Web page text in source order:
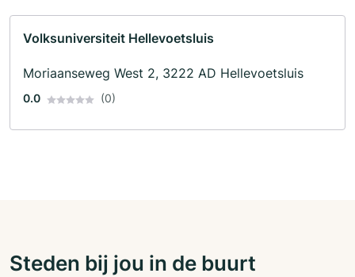
Volksuniversiteit Hellevoetsluis
Moriaanseweg West 2, 3222 AD Hellevoetsluis
0.0 (0)
Steden bij jou in de buurt